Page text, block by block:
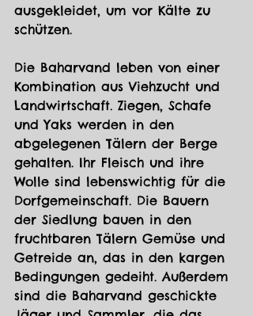
ausgekleidet, um vor Kälte zu
schützen.
Die Baharvand leben von einer
Kombination aus Viehzucht und
Landwirtschaft. Ziegen, Schafe
und Yaks werden in den
abgelegenen Tälern der Berge
gehalten. Ihr Fleisch und ihre
Wolle sind lebenswichtig für die
Dorfgemeinschaft. Die Bauern
der Siedlung bauen in den
fruchtbaren Tälern Gemüse und
Getreide an, das in den kargen
Bedingungen gedeiht. Außerdem
sind die Baharvand geschickte